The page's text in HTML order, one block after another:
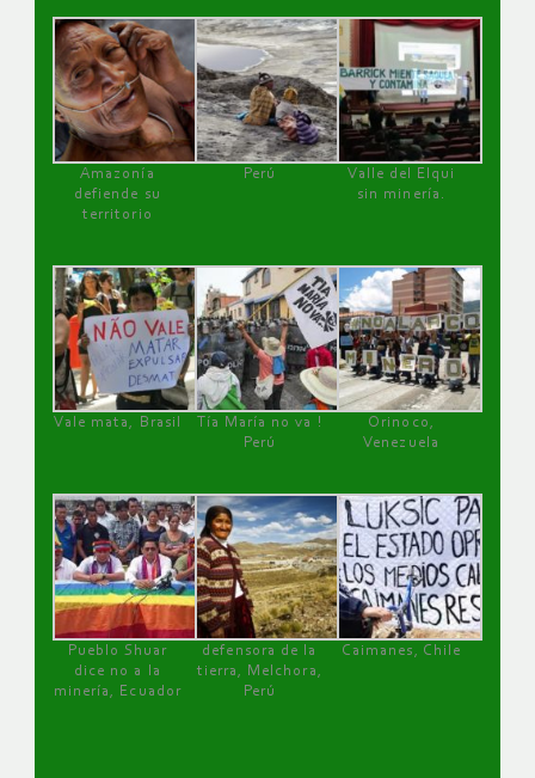
Amazonía
defiende su
territorio
Perú
Valle del Elqui
sin minería.
Vale mata, Brasil
Tía María no va !
Perú
Orinoco,
Venezuela
Pueblo Shuar
dice no a la
minería, Ecuador
defensora de la
tierra, Melchora,
Perú
Caimanes, Chile